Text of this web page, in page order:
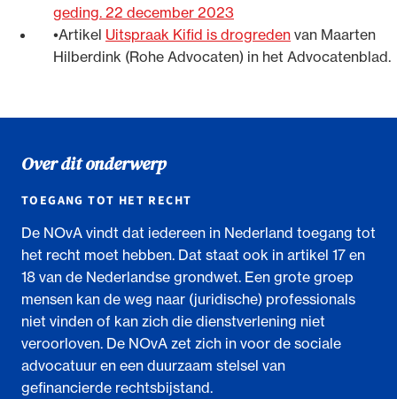
geding. 22 december 2023
Artikel Uitspraak Kifid is drogreden van Maarten
Hilberdink (Rohe Advocaten) in het Advocatenblad.
Over dit onderwerp
TOEGANG TOT HET RECHT
De NOvA vindt dat iedereen in Nederland toegang tot
het recht moet hebben. Dat staat ook in artikel 17 en
18 van de Nederlandse grondwet. Een grote groep
mensen kan de weg naar (juridische) professionals
niet vinden of kan zich die dienstverlening niet
veroorloven. De NOvA zet zich in voor de sociale
advocatuur en een duurzaam stelsel van
gefinancierde rechtsbijstand.